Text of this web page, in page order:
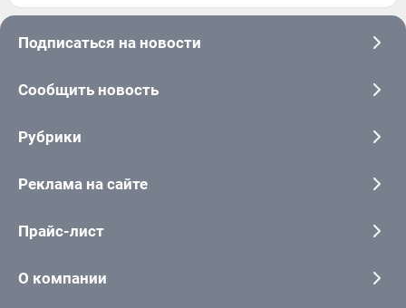
Подписаться на новости
Сообщить новость
Рубрики
Реклама на сайте
Прайс-лист
О компании